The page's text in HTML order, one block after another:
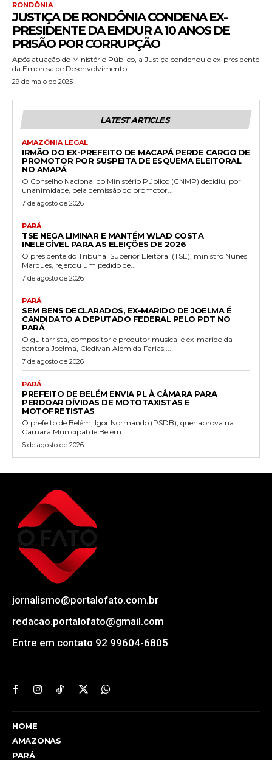
RONDÔNIA
JUSTIÇA DE RONDÔNIA CONDENA EX-
PRESIDENTE DA EMDUR A 10 ANOS DE
PRISÃO POR CORRUPÇÃO
Após atuação do Ministério Público, a Justiça condenou o ex-presidente
da Empresa de Desenvolvimento...
29 de maio de 2025
LATEST ARTICLES
AMAZÔNIA LEGAL
IRMÃO DO EX-PREFEITO DE MACAPÁ PERDE CARGO DE
PROMOTOR POR SUSPEITA DE ESQUEMA ELEITORAL
NO AMAPÁ
O Conselho Nacional do Ministério Público (CNMP) decidiu, por
unanimidade, pela demissão do promotor...
7 de agosto de 2026
PARÁ
TSE NEGA LIMINAR E MANTÉM WLAD COSTA
INELEGÍVEL PARA AS ELEIÇÕES DE 2026
O presidente do Tribunal Superior Eleitoral (TSE), ministro Nunes
Marques, rejeitou um pedido de...
7 de agosto de 2026
PARÁ
SEM BENS DECLARADOS, EX-MARIDO DE JOELMA É
CANDIDATO A DEPUTADO FEDERAL PELO PDT NO
PARÁ
O guitarrista, compositor e produtor musical e ex-marido da
cantora Joelma, Cledivan Alemida Farias,...
7 de agosto de 2026
PARÁ
PREFEITO DE BELÉM ENVIA PL À CÂMARA PARA
PERDOAR DÍVIDAS DE MOTOTAXISTAS E
MOTOFRETISTAS
O prefeito de Belém, Igor Normando (PSDB), quer aprova na
Câmara Municipal de Belém...
6 de agosto de 2026
jornalismo@portalofato.com.br
redacao.portalofato@gmail.com
Entre em contato 92 99604-6805
HOME
AMAZONAS
PARÁ